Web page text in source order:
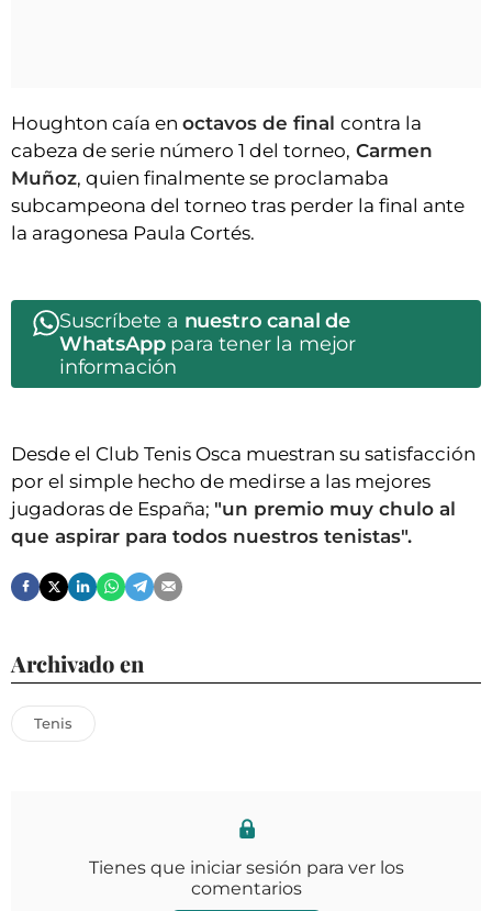
Houghton caía en octavos de final contra la
cabeza de serie número 1 del torneo, Carmen
Muñoz, quien finalmente se proclamaba
subcampeona del torneo tras perder la final ante
la aragonesa Paula Cortés.
Suscríbete a nuestro canal de
WhatsApppara tener la mejor
información
Desde el Club Tenis Osca muestran su satisfacción
por el simple hecho de medirse a las mejores
jugadoras de España; "un premio muy chulo al
que aspirar para todos nuestros tenistas".
Archivado en
Tenis
Tienes que iniciar sesión para ver los
comentarios